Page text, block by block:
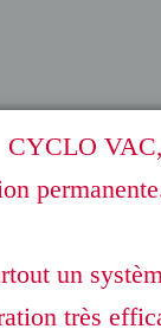
VAC,
un
très